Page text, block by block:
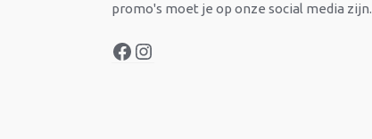
promo's moet je op onze social media zijn.